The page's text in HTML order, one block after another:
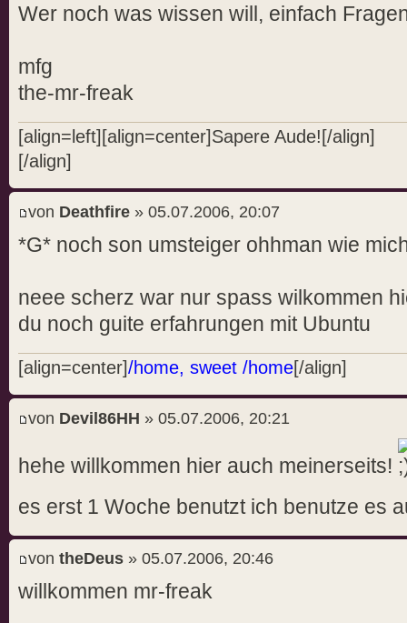
Wer noch was wissen will, einfach
mfg
the-mr-freak
[align=left][align=center]Sapere Aude![/align]
[/align]
von Deathfire » 05.07.2006, 20:07
*G* noch son umsteiger ohhman wie
neee scherz war nur spass wilkommen
du noch guite erfahrungen mit Ubuntu
[align=center]/home, sweet /home[/align]
von Devil86HH » 05.07.2006, 20:21
hehe willkommen hier auch meinerseits!
es erst 1 Woche benutzt ich benutze es
von theDeus » 05.07.2006, 20:46
willkommen mr-freak